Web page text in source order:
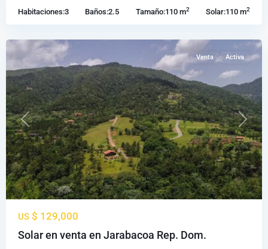
Habitaciones:3 Baños:2.5 Tamaño:110 m2 Solar:110 m2
en
Previous Next
Venta Activa
US $ 129,000
Solar en venta en Jarabacoa Rep. Dom.